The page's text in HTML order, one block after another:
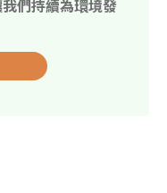
們持續為環境發